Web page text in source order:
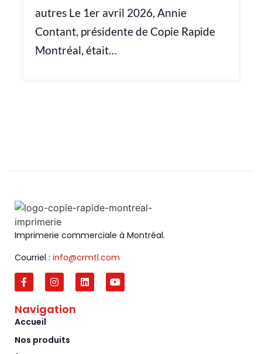
autres Le 1er avril 2026, Annie
Contant, présidente de Copie Rapide
Montréal, était…
Imprimerie commerciale à Montréal.
Courriel : info@crmtl.com
Navigation
Accueil
Nos produits